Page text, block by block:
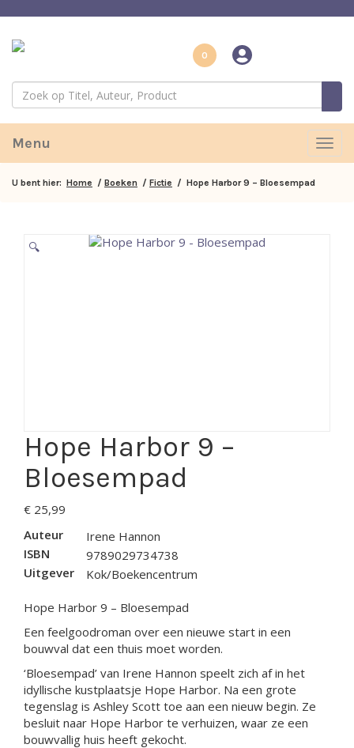
0
Menu
U bent hier: Home / Boeken / Fictie / Hope Harbor 9 – Bloesempad
🔍
Hope Harbor 9 –
Bloesempad
€ 25,99
Auteur
Irene Hannon
ISBN
9789029734738
Uitgever
Kok/Boekencentrum
Hope Harbor 9 – Bloesempad
Een feelgoodroman over een nieuwe start in een
bouwval dat een thuis moet worden.
‘Bloesempad’ van Irene Hannon speelt zich af in het
idyllische kustplaatsje Hope Harbor. Na een grote
tegenslag is Ashley Scott toe aan een nieuw begin. Ze
besluit naar Hope Harbor te verhuizen, waar ze een
bouwvallig huis heeft gekocht.